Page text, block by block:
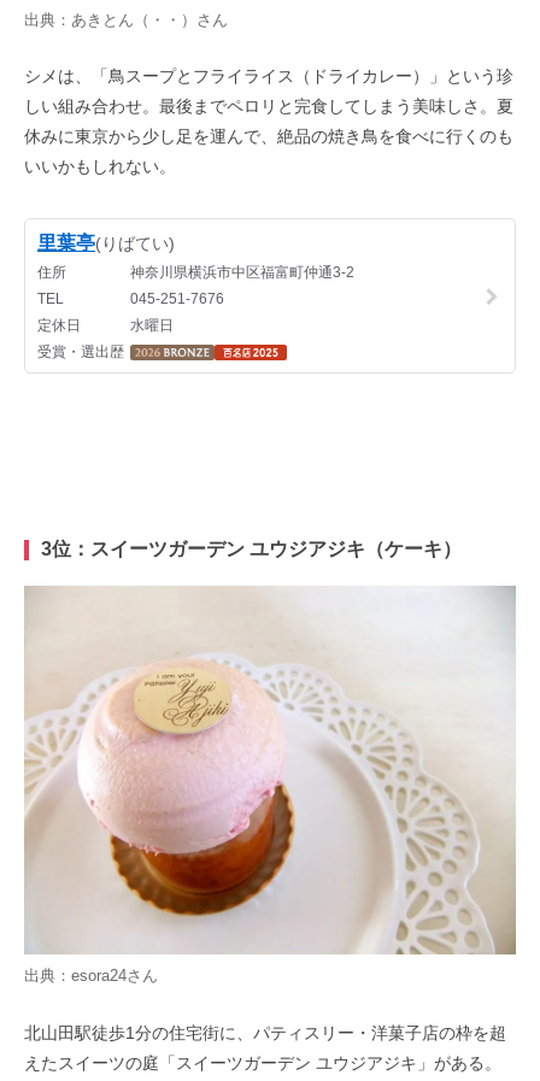
出典： あきとん（・・） さん
シメは、「鳥スープとフライライス（ドライカレー）」という珍
しい組み合わせ。最後までペロリと完食してしまう美味しさ。夏
休みに東京から少し足を運んで、絶品の焼き鳥を食べに行くのも
いいかもしれない。
3位：スイーツガーデン ユウジアジキ（ケーキ）
出典： esora24さん
北山田駅徒歩1分の住宅街に、パティスリー・洋菓子店の枠を超
えたスイーツの庭「スイーツガーデン ユウジアジキ」がある。